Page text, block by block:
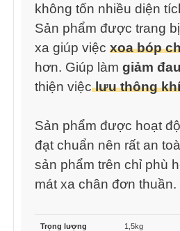
không tốn nhiều diện
Sản phẩm được trang
xa giúp việc xoa bóp
hơn. Giúp làm giảm
thiện việc lưu thông
Sản phẩm được hoạt
đạt chuẩn nên rất an
sản phẩm trên chỉ phù
mát xa chân đơn thuần.
Trọng lượng 1,5kg